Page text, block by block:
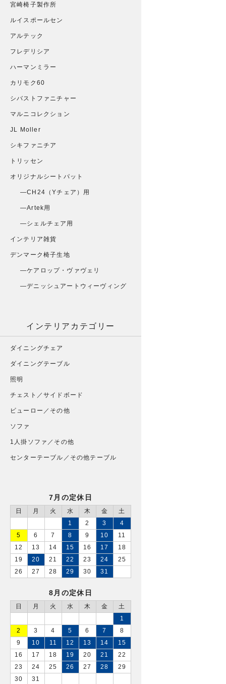
宮崎椅子製作所
ルイスポールセン
アルテック
フレデリシア
ハーマンミラー
カリモク60
シバストファニチャー
マルニコレクション
JL Moller
シキファニチア
トリッセン
オリジナルシートパット
CH24（Yチェア）用
Artek用
シェルチェア用
インテリア雑貨
デンマーク椅子生地
ケアロップ・ヴァヴェリ
デニッシュアートウィーヴィング
インテリアカテゴリー
ダイニングチェア
ダイニングテーブル
照明
チェスト／サイドボード
ビューロー／その他
ソファ
1人掛ソファ／その他
センターテーブル／その他テーブル
7月の定休日
日 月 火 水 木 金
土
1
2 3
4
5
6 7 8 9 10
11
12
13 14 15 16 17
18
19
20 21 22 23 24
25
26
27 28 29 30 31
8月の定休日
日 月 火 水 木 金
土
1
2
3 4 5 6 7
8
9
10 11 12 13 14
15
16
17 18 19 20 21
22
23
24 25 26 27 28
29
30
31